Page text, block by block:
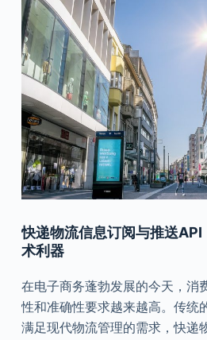
快递物流信息订阅与推送
术利器
在电子商务蓬勃发展的今天，消
性和准确性要求越来越高。传统
满足现代物流管理的需求，快递